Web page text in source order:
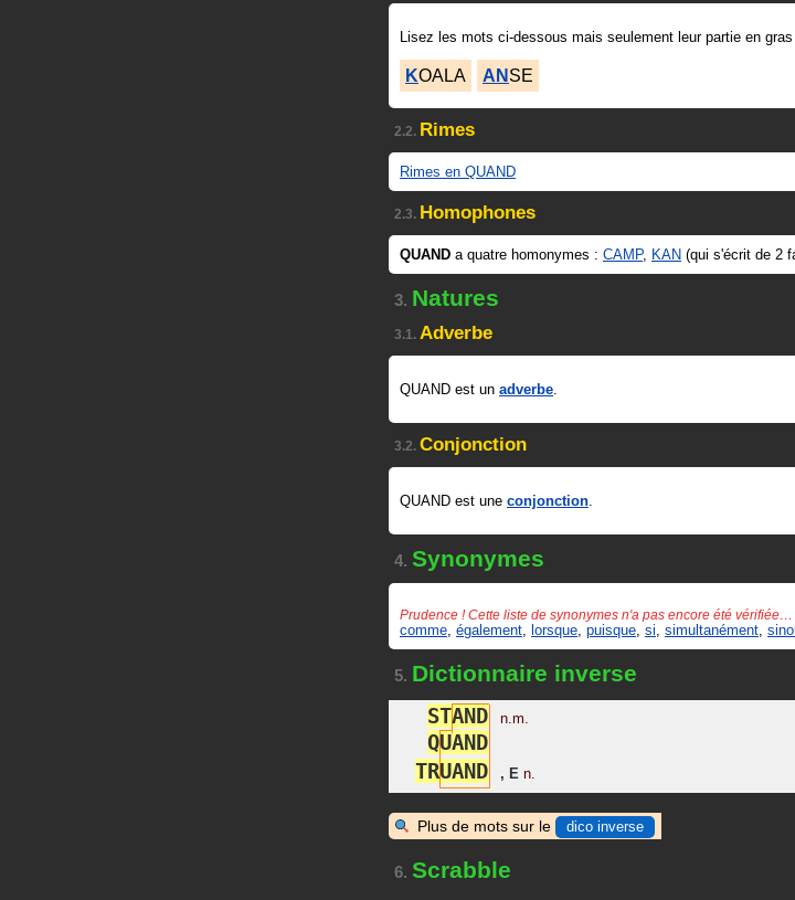
Lisez les mots ci-dessous mais seulement leur partie en gras
KOALA ANSE
2.2. Rimes
Rimes en QUAND
2.3. Homophones
QUAND a quatre homonymes : CAMP, KAN (qui s'écrit de 2
3. Natures
3.1. Adverbe
QUAND est un adverbe.
3.2. Conjonction
QUAND est une conjonction.
4. Synonymes
Prudence ! Cette liste de synonymes n'a pas encore été vérifiée…
comme également lorsque puisque si simultanément
5. Dictionnaire inverse
STAND n.m.
QUAND
TRUAND , E n.
Plus de mots sur le dico inverse
6. Scrabble